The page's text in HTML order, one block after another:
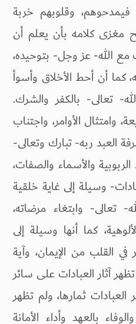
فيمدحوهم، وقلوبهم خربة
مغزى كلامه بأن يعلم أن
مع الله- عز وجل- بتوحيده،
كما أن أحط الأخلاق وأسوأ
تعالى- بالكفر والشرك.
وامتثال الأوامر، واجتناب
العبد ربه- تبارك وتعالى-
والأسماء والصفات،
وسيلة إلى غاية خلقية
تعالى- وابتغاء مرضاته،
كما أنها وسيلة إلى
في القلب من الإيمان، وآية
آثار العبادات على سائر
ثمارها، ولم تظهر
بالعهد وأداء الأمانة